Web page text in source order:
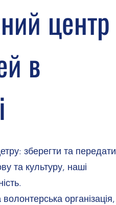
центр
в
зберегти та передати
та культуру, наші
організація,